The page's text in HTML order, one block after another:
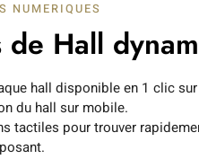
NUMERIQUES
de Hall
hall disponible en 1 clic
du hall sur mobile.
tactiles pour trouver